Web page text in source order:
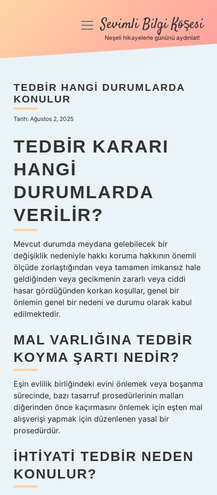
Anasayfa
Yasal Uyarı
Hakkımızda
menüyüSevimli Bilgi Köşesi
Neşeli hikayelerle gününü aydınlat!
TEDBIR HANGI DURUMLARDA
KONULUR
Tarih: Ağustos 2, 2025
TEDBIR KARARI
HANGI
DURUMLARDA
VERILIR?
Mevcut durumda meydana gelebilecek bir
değişiklik nedeniyle hakkı koruma hakkının önemli
ölçüde zorlaştığından veya tamamen imkansız hale
geldiğinden veya gecikmenin zararlı veya ciddi
hasar gördüğünden korkan koşullar, genel bir
önlemin genel bir nedeni ve durumu olarak kabul
edilmektedir.
MAL VARLIĞINA TEDBIR
KOYMA ŞARTI NEDIR?
Eşin evlilik birliğindeki evini önlemek veya boşanma
sürecinde, bazı tasarruf prosedürlerinin malları
diğerinden önce kaçırmasını önlemek için eşten mal
alışverişi yapmak için düzenlenen yasal bir
prosedürdür.
İHTIYATI TEDBIR NEDEN
KONULUR?